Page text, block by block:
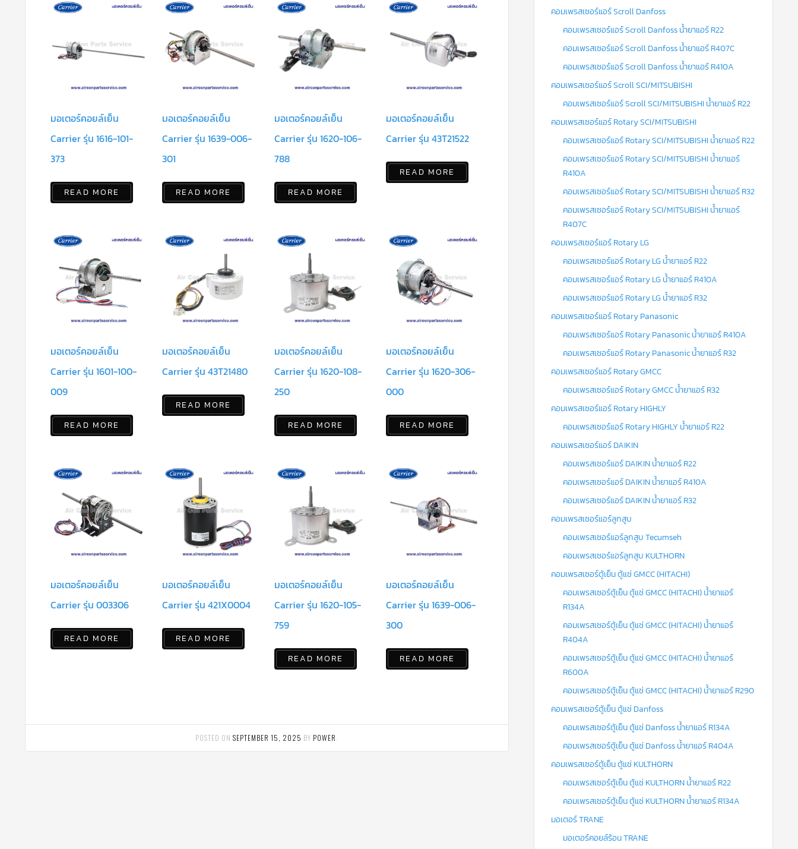
มอเตอร์คอยล์เย็น
Carrier รุ่น 1616-101-
373
READ MORE
มอเตอร์คอยล์เย็น
Carrier รุ่น 1639-006-
301
READ MORE
มอเตอร์คอยล์เย็น
Carrier รุ่น 1620-106-
788
READ MORE
มอเตอร์คอยล์เย็น
Carrier รุ่น 43T21522
READ MORE
มอเตอร์คอยล์เย็น
Carrier รุ่น 1601-100-
009
READ MORE
มอเตอร์คอยล์เย็น
Carrier รุ่น 43T21480
READ MORE
มอเตอร์คอยล์เย็น
Carrier รุ่น 1620-108-
250
READ MORE
มอเตอร์คอยล์เย็น
Carrier รุ่น 1620-306-
000
READ MORE
มอเตอร์คอยล์เย็น
Carrier รุ่น 003306
READ MORE
มอเตอร์คอยล์เย็น
Carrier รุ่น 421X0004
READ MORE
มอเตอร์คอยล์เย็น
Carrier รุ่น 1620-105-
759
READ MORE
มอเตอร์คอยล์เย็น
Carrier รุ่น 1639-006-
300
READ MORE
POSTED ONSEPTEMBER 15, 2025 BY POWER
คอมเพรสเซอร์แอร์ Scroll Danfoss
คอมเพรสเซอร์แอร์ Scroll Danfoss น้ำยาแอร์ R22
คอมเพรสเซอร์แอร์ Scroll Danfoss น้ำยาแอร์ R407C
คอมเพรสเซอร์แอร์ Scroll Danfoss น้ำยาแอร์ R410A
คอมเพรสเซอร์แอร์ Scroll SCI/MITSUBISHI
คอมเพรสเซอร์แอร์ Scroll SCI/MITSUBISHI น้ำยาแอร์ R22
คอมเพรสเซอร์แอร์ Rotary SCI/MITSUBISHI
คอมเพรสเซอร์แอร์ Rotary SCI/MITSUBISHI น้ำยาแอร์ R22
คอมเพรสเซอร์แอร์ Rotary SCI/MITSUBISHI น้ำยาแอร์
R410A
คอมเพรสเซอร์แอร์ Rotary SCI/MITSUBISHI น้ำยาแอร์ R32
คอมเพรสเซอร์แอร์ Rotary SCI/MITSUBISHI น้ำยาแอร์
R407C
คอมเพรสเซอร์แอร์ Rotary LG
คอมเพรสเซอร์แอร์ Rotary LG น้ำยาแอร์ R22
คอมเพรสเซอร์แอร์ Rotary LG น้ำยาแอร์ R410A
คอมเพรสเซอร์แอร์ Rotary LG น้ำยาแอร์ R32
คอมเพรสเซอร์แอร์ Rotary Panasonic
คอมเพรสเซอร์แอร์ Rotary Panasonic น้ำยาแอร์ R410A
คอมเพรสเซอร์แอร์ Rotary Panasonic น้ำยาแอร์ R32
คอมเพรสเซอร์แอร์ Rotary GMCC
คอมเพรสเซอร์แอร์ Rotary GMCC น้ำยาแอร์ R32
คอมเพรสเซอร์แอร์ Rotary HIGHLY
คอมเพรสเซอร์แอร์ Rotary HIGHLY น้ำยาแอร์ R22
คอมเพรสเซอร์แอร์ DAIKIN
คอมเพรสเซอร์แอร์ DAIKIN น้ำยาแอร์ R22
คอมเพรสเซอร์แอร์ DAIKIN น้ำยาแอร์ R410A
คอมเพรสเซอร์แอร์ DAIKIN น้ำยาแอร์ R32
คอมเพรสเซอร์แอร์ลูกสูบ
คอมเพรสเซอร์แอร์ลูกสูบ Tecumseh
คอมเพรสเซอร์แอร์ลูกสูบ KULTHORN
คอมเพรสเซอร์ตู้เย็น ตู้แช่ GMCC (HITACHI)
คอมเพรสเซอร์ตู้เย็น ตู้แช่ GMCC (HITACHI) น้ำยาแอร์
R134A
คอมเพรสเซอร์ตู้เย็น ตู้แช่ GMCC (HITACHI) น้ำยาแอร์
R404A
คอมเพรสเซอร์ตู้เย็น ตู้แช่ GMCC (HITACHI) น้ำยาแอร์
R600A
คอมเพรสเซอร์ตู้เย็น ตู้แช่ GMCC (HITACHI) น้ำยาแอร์ R290
คอมเพรสเซอร์ตู้เย็น ตู้แช่ Danfoss
คอมเพรสเซอร์ตู้เย็น ตู้แช่ Danfoss น้ำยาแอร์ R134A
คอมเพรสเซอร์ตู้เย็น ตู้แช่ Danfoss น้ำยาแอร์ R404A
คอมเพรสเซอร์ตู้เย็น ตู้แช่ KULTHORN
คอมเพรสเซอร์ตู้เย็น ตู้แช่ KULTHORN น้ำยาแอร์ R22
คอมเพรสเซอร์ตู้เย็น ตู้แช่ KULTHORN น้ำยาแอร์ R134A
มอเตอร์ TRANE
มอเตอร์คอยล์ร้อน TRANE